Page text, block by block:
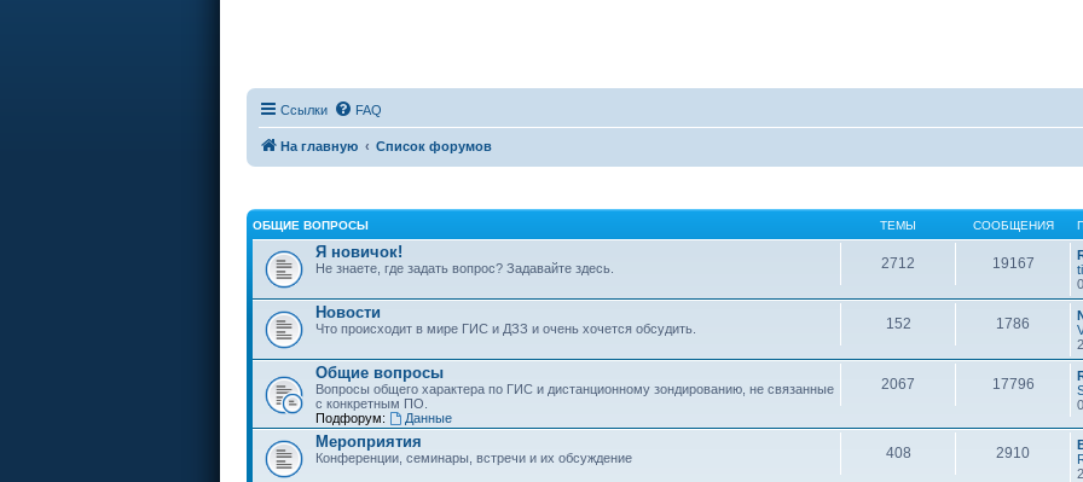
Ссылки FAQ
На главную Список форумов
ОБЩИЕ ВОПРОСЫ ТЕМЫ СООБЩЕНИЯ
Я новичок!
Не знаете, где задать вопрос? Задавайте здесь. 2712 19167
Новости
Что происходит в мире ГИС и ДЗЗ и очень хочется обсудить. 152 1786
Общие вопросы
Вопросы общего характера по ГИС и дистанционному зондированию, не связанные
с конкретным ПО.
Подфорум:
Данные
2067 17796
Мероприятия
Конференции, семинары, встречи и их обсуждение 408 2910